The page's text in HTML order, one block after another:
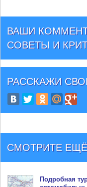
ВАШИ
СОВЕТЫ И
РАССКАЖИ
СМОТРИТЕ
Подробная